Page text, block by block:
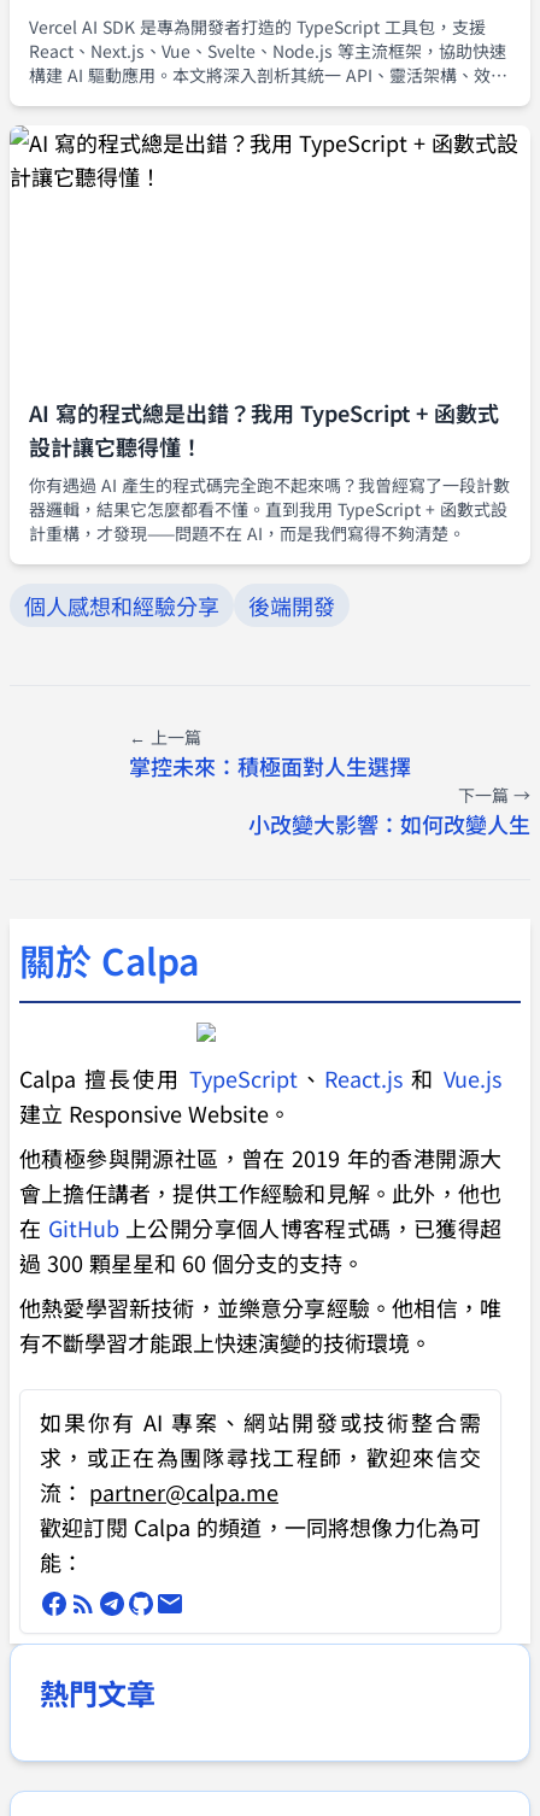
Vercel AI SDK 是專為開發者打造的 TypeScript 工具包，支援
React、Next.js、Vue、Svelte、Node.js 等主流框架，協助快速
構建 AI 驅動應用。本文將深入剖析其統一 API、靈活架構、效能
AI 寫的程式總是出錯？我用 TypeScript + 函數式
設計讓它聽得懂！
你有遇過 AI 產生的程式碼完全跑不起來嗎？我曾經寫了一段計數
器邏輯，結果它怎麼都看不懂。直到我用 TypeScript + 函數式設
計重構，才發現——問題不在 AI，而是我們寫得不夠清楚。
個人感想和經驗分享 後端開發
← 上一篇
掌控未來：積極面對人生選擇
下一篇 →
小改變大影響：如何改變人生
關於 Calpa
Calpa 擅長使用 TypeScript 、 React.js 和 Vue.js
建立 Responsive Website。
他積極參與開源社區，曾在 2019 年的香港開源大
會上擔任講者，提供工作經驗和見解。此外，他也
在 GitHub上公開分享個人博客程式碼，已獲得超
過 300 顆星星和 60 個分支的支持。
他熱愛學習新技術，並樂意分享經驗。他相信，唯
有不斷學習才能跟上快速演變的技術環境。
如果你有AI 專案、網站開發或技術整合需
求 ，或正在為團隊尋找工程師，歡迎來信交
流： partner@calpa.me
歡迎訂閱 Calpa 的頻道，一同將想像力化為可
能：
熱門文章